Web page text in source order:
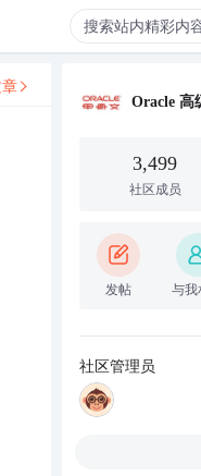
Oracle 高
3,499
社区成员
发帖 与我
社区管理员